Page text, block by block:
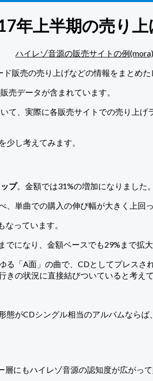
年上半期の売り
ハイレゾ音源の販売サイトの例(mora)
販売の売り上げなどの情報をまとめた
売データが含まれています。
て、実際に各販売サイトでの売り上
し考えてみます。
プ。金額では31%の増加になりました。
単曲での購入の伸び幅が大きく上回っ
っています。
になり、金額ベースでも29%まで拡
「A面」の曲で、CDとしてプレス
の状況に直接結びついていると考えて
がCDシングル相当のアルバムなら
にもハイレゾ音源の認知度が広がっ